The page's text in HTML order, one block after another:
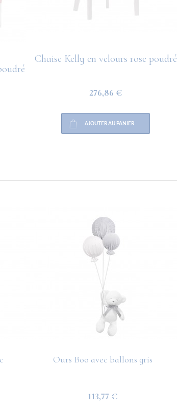
Chaise Kelly en velours rose poudré
276,86 €
AJOUTER AU PANIER
Ours Boo avec ballons gris
113,77 €